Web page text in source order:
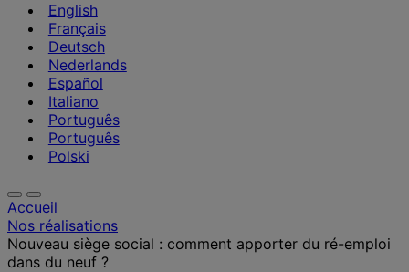
English
Français
Deutsch
Nederlands
Español
Italiano
Português
Português
Polski
Accueil
Nos réalisations
Nouveau siège social : comment apporter du ré-emploi
dans du neuf ?